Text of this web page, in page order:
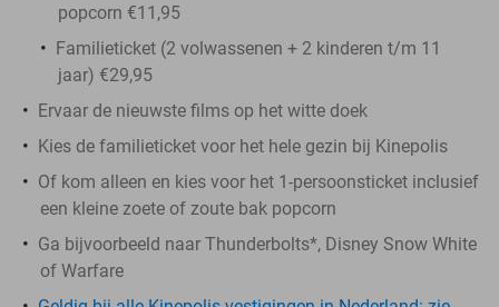
popcorn €11,95
Familieticket (2 volwassenen + 2 kinderen t/m 11
jaar) €29,95
Ervaar de nieuwste films op het witte doek
Kies de familieticket voor het hele gezin bij Kinepolis
Of kom alleen en kies voor het 1-persoonsticket inclusief
een kleine zoete of zoute bak popcorn
Ga bijvoorbeeld naar Thunderbolts*, Disney Snow White
of Warfare